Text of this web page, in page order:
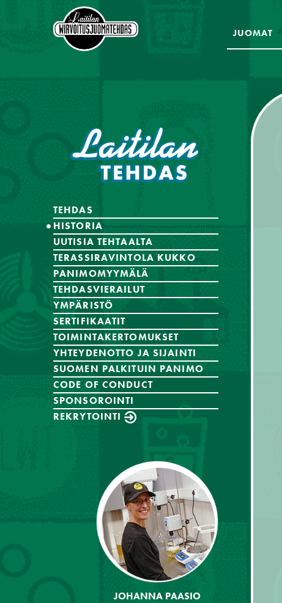
JUOMAT
TEHDAS
HISTORIA
UUTISIA TEHTAALTA
TERASSIRAVINTOLA KUKKO
PANIMOMYYMÄLÄ
TEHDASVIERAILUT
YMPÄRISTÖ
SERTIFIKAATIT
TOIMINTAKERTOMUKSET
YHTEYDENOTTO JA SIJAINTI
SUOMEN PALKITUIN PANIMO
CODE OF CONDUCT
SPONSOROINTI
REKRYTOINTI
JOHANNA PAASIO